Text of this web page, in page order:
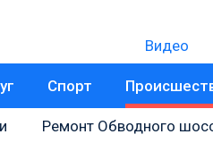
Видео
Спорт
Ремонт Обводного